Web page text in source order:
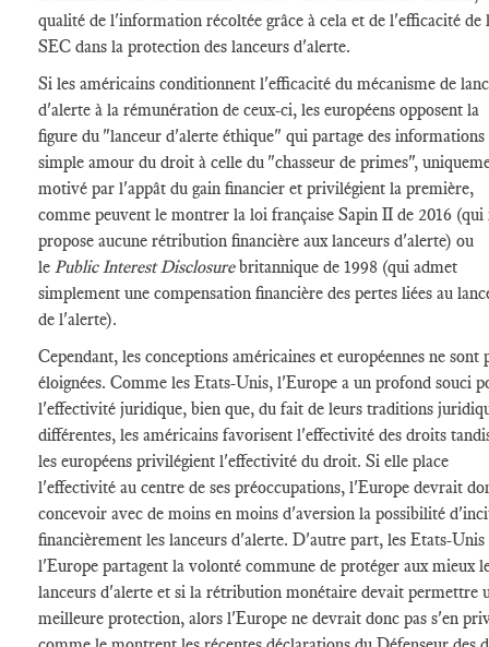
qualité de l'information récoltée grâce à cela et de l'efficacité de
SEC dans la protection des lanceurs d'alerte.
Si les américains conditionnent l'efficacité du mécanisme de
d'alerte à la rémunération de ceux-ci, les européens opposent la
figure du "lanceur d'alerte éthique" qui partage des informations
simple amour du droit à celle du "chasseur de primes",
motivé par l'appât du gain financier et privilégient la première,
comme peuvent le montrer la loi française Sapin II de 2016 (qui
propose aucune rétribution financière aux lanceurs d'alerte) ou
le Public Interest Disclosurebritannique de 1998 (qui admet
simplement une compensation financière des pertes liées au
de l'alerte).
Cependant, les conceptions américaines et européennes ne sont
éloignées. Comme les Etats-Unis, l'Europe a un profond souci
l'effectivité juridique, bien que, du fait de leurs traditions
différentes, les américains favorisent l'effectivité des droits
les européens privilégient l'effectivité du droit. Si elle place
l'effectivité au centre de ses préoccupations, l'Europe devrait
concevoir avec de moins en moins d'aversion la possibilité
financièrement les lanceurs d'alerte. D'autre part, les Etats-Unis
l'Europe partagent la volonté commune de protéger aux mieux
lanceurs d'alerte et si la rétribution monétaire devait permettre
meilleure protection, alors l'Europe ne devrait donc pas s'en